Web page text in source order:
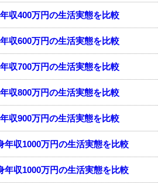
収400万円の生活実態を比較
収600万円の生活実態を比較
収700万円の生活実態を比較
収800万円の生活実態を比較
収900万円の生活実態を比較
年収1000万円の生活実態を比較
年収1000万円の生活実態を比較